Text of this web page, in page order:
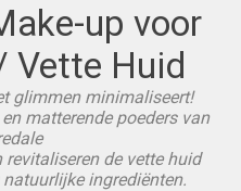
up voor
Vette Huid
glimmen minimaliseert!
matterende poeders van
de vette huid
ingrediënten.